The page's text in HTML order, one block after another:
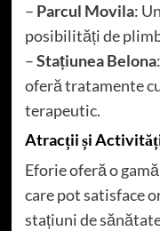
– Parcul Movila:
posibilități de
–Stațiunea Belona
oferă tratamente
terapeutic.
Atracții și
Eforie oferă o
care pot satisface
stațiuni de